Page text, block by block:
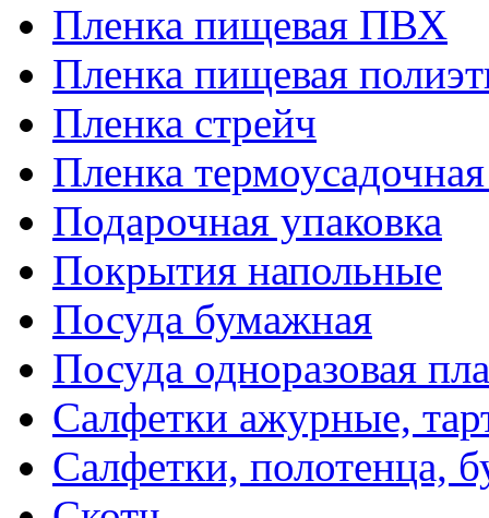
Пленка пищевая ПВХ
Пленка пищевая
Пленка стрейч
Пленка
Подарочная упаковка
Покрытия напольные
Посуда бумажная
Посуда одноразовая
Салфетки ажурные,
Салфетки, полотенца,